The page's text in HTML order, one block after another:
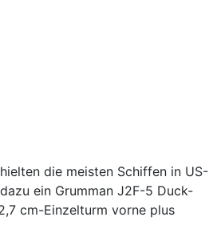
die meisten Schiffen in US-
ein Grumman J2F-5 Duck-
cm-Einzelturm vorne plus